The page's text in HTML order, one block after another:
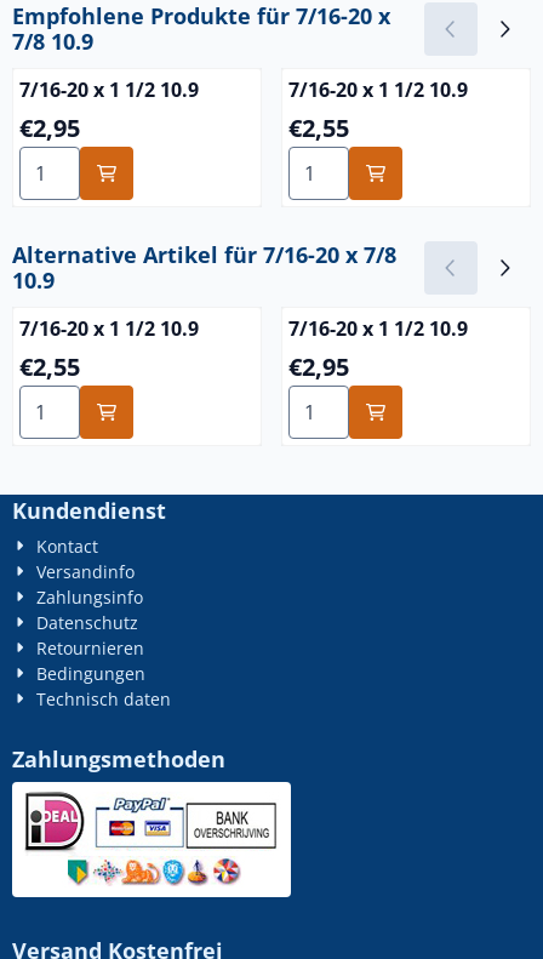
Empfohlene Produkte für 7/16-20 x
7/8 10.9
7/16-20 x 1 1/2 10.9
Preis: 2,95
€2,95
Anzahl wählen für 7/16-20 x 1 1/2 10.9
7/16-20 x 1 1/2 10.9
Preis: 2,55
€2,55
Anzahl wählen für 7/16-20 x
Alternative Artikel für 7/16-20 x 7/8
10.9
7/16-20 x 1 1/2 10.9
Preis: 2,55
€2,55
Anzahl wählen für 7/16-20 x 1 1/2 10.9
7/16-20 x 1 1/2 10.9
Preis: 2,95
€2,95
Anzahl wählen für 7/16-20 x
Kundendienst
Kontact
Versandinfo
Zahlungsinfo
Datenschutz
Retournieren
Bedingungen
Technisch daten
Zahlungsmethoden
Versand Kostenfrei